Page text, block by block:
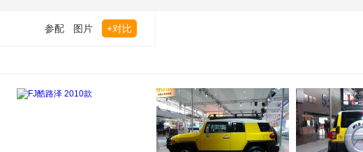
参配 图片 +对比